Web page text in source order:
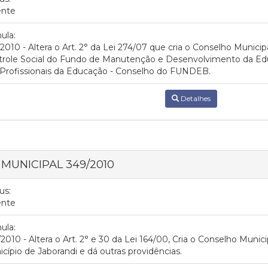
- Altera o Art. 2° da Lei 274/07 que cria o Conselho
Social do Fundo de Manutenção e Desenvolvimento da
da Educação - Conselho do FUNDEB.
Detalhes
349/2010
- Altera o Art. 2° e 30 da Lei 164/00, Cria o Conselho
de Jaborandi e dá outras providências.